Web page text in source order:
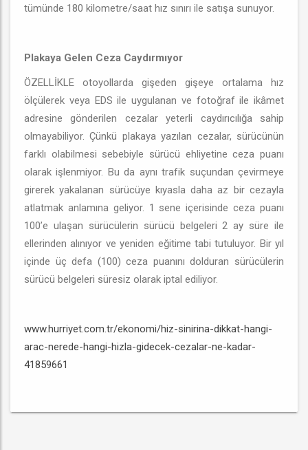
tümünde 180 kilometre/saat hız sınırı ile satışa sunuyor.
Plakaya Gelen Ceza Caydırmıyor
ÖZELLİKLE otoyollarda gişeden gişeye ortalama hız
ölçülerek veya EDS ile uygulanan ve fotoğraf ile ikâmet
adresine gönderilen cezalar yeterli caydırıcılığa sahip
olmayabiliyor. Çünkü plakaya yazılan cezalar, sürücünün
farklı olabilmesi sebebiyle sürücü ehliyetine ceza puanı
olarak işlenmiyor. Bu da aynı trafik suçundan çevirmeye
girerek yakalanan sürücüye kıyasla daha az bir cezayla
atlatmak anlamına geliyor. 1 sene içerisinde ceza puanı
100’e ulaşan sürücülerin sürücü belgeleri 2 ay süre ile
ellerinden alınıyor ve yeniden eğitime tabi tutuluyor. Bir yıl
içinde üç defa (100) ceza puanını dolduran sürücülerin
sürücü belgeleri süresiz olarak iptal ediliyor.
www.hurriyet.com.tr/ekonomi/hiz-sinirina-dikkat-hangi-
arac-nerede-hangi-hizla-gidecek-cezalar-ne-kadar-
41859661